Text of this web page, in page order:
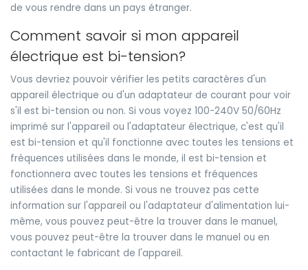
de vous rendre dans un pays étranger.
Comment savoir si mon appareil
électrique est bi-tension?
Vous devriez pouvoir vérifier les petits caractères d'un
appareil électrique ou d'un adaptateur de courant pour voir
s'il est bi-tension ou non. Si vous voyez 100-240V 50/60Hz
imprimé sur l'appareil ou l'adaptateur électrique, c'est qu'il
est bi-tension et qu'il fonctionne avec toutes les tensions et
fréquences utilisées dans le monde, il est bi-tension et
fonctionnera avec toutes les tensions et fréquences
utilisées dans le monde. Si vous ne trouvez pas cette
information sur l'appareil ou l'adaptateur d'alimentation lui-
même, vous pouvez peut-être la trouver dans le manuel,
vous pouvez peut-être la trouver dans le manuel ou en
contactant le fabricant de l'appareil.